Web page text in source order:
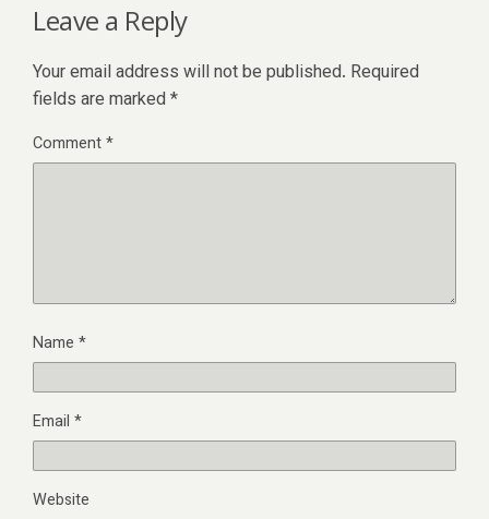
Leave a Reply
Your email address will not be published. Required
fields are marked *
Comment*
Name *
Email *
Website